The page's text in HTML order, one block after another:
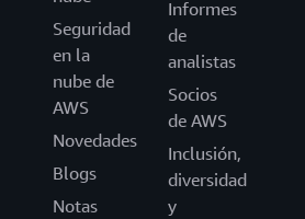
Seguridad
en la
nube de
AWS
Novedades
Blogs
Notas
Informes
de
analistas
Socios
de AWS
Inclusión,
diversidad
y